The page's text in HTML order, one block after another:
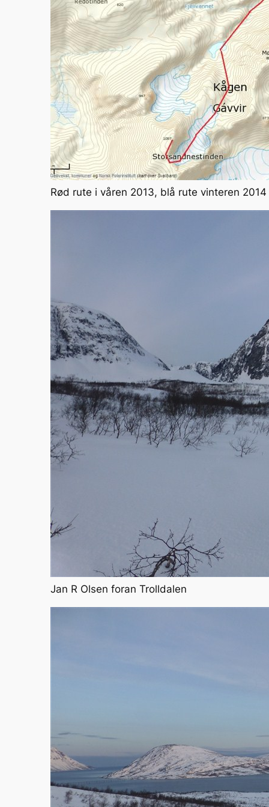
Rød rute i våren 2013, blå rute vinteren
Jan R Olsen foran Trolldalen